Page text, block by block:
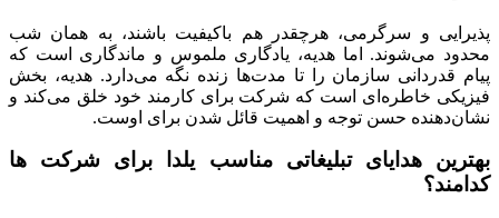
پذیرایی و سرگرمی، هرچقدر هم باکیفیت باشند، به همان شب
محدود می‌شوند. اما هدیه، یادگاری ملموس و ماندگاری است که
پیام قدردانی سازمان را تا مدت‌ها زنده نگه می‌دارد. هدیه، بخش
فیزیکی خاطره‌ای است که شرکت برای کارمند خود خلق می‌کند و
نشان‌دهنده حسن توجه و اهمیت قائل شدن برای اوست.
بهترین هدایای تبلیغاتی مناسب یلدا برای شرکت ها
کدامند؟